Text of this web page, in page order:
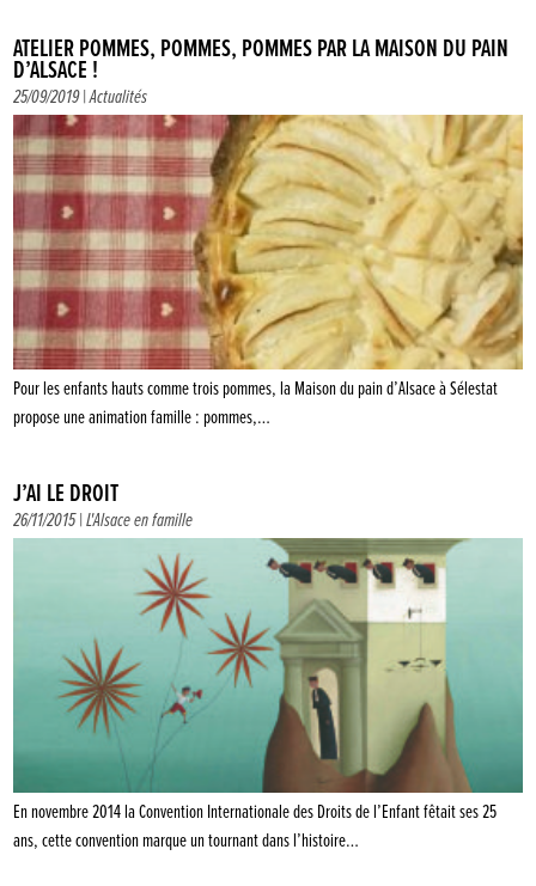
ATELIER POMMES, POMMES, POMMES PAR LA MAISON DU PAIN
D’ALSACE !
25/09/2019 |Actualités
Pour les enfants hauts comme trois pommes, la Maison du pain d’Alsace à Sélestat
propose une animation famille : pommes,…
J’AI LE DROIT
26/11/2015 |L'Alsace en famille
En novembre 2014 la Convention Internationale des Droits de l’Enfant fêtait ses 25
ans, cette convention marque un tournant dans l’histoire…